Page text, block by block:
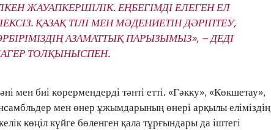
ЖАҢАЛЫҚТАР
ОҚИҒА
КӨЗҚАРАС
АРНАЙЫ ЖОБА
ӘЛЕУМЕТ
ЖАУАПКЕРШІЛІК. ЕҢБЕГІМДІ ЕЛЕГЕН ЕЛ
ҚАЗАҚ ТІЛІ МЕН МӘДЕНИЕТІН ДӘРІПТЕУ,
АЗАМАТТЫҚ ПАРЫЗЫМЫЗ», – ДЕДІ
ТОЛҚЫНЫСПЕН.
мен биі көрермендерді тәнті етті. «Гәкку», «Көкшетау»,
мен өнер ұжымдарының өнері арқылы еліміздің
көңіл күйге бөленген қала тұрғындары да іштегі